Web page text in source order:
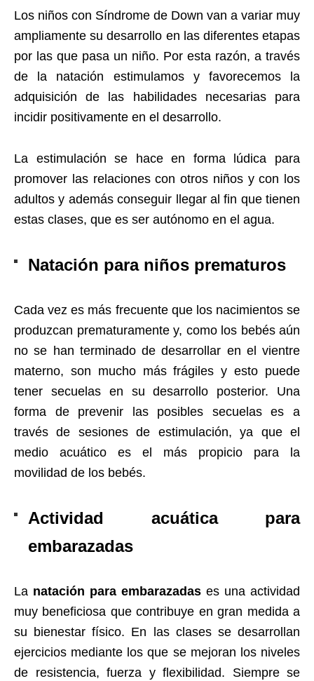
Los niños con Síndrome de Down van a variar muy
ampliamente su desarrollo en las diferentes etapas
por las que pasa un niño. Por esta razón, a través
de la natación estimulamos y favorecemos la
adquisición de las habilidades necesarias para
incidir positivamente en el desarrollo.
La estimulación se hace en forma lúdica para
promover las relaciones con otros niños y con los
adultos y además conseguir llegar al fin que tienen
estas clases, que es ser autónomo en el agua.
Natación para niños prematuros
Cada vez es más frecuente que los nacimientos se
produzcan prematuramente y, como los bebés aún
no se han terminado de desarrollar en el vientre
materno, son mucho más frágiles y esto puede
tener secuelas en su desarrollo posterior. Una
forma de prevenir las posibles secuelas es a
través de sesiones de estimulación, ya que el
medio acuático es el más propicio para la
movilidad de los bebés.
Actividad acuática para
embarazadas
La natación para embarazadas es una actividad
muy beneficiosa que contribuye en gran medida a
su bienestar físico. En las clases se desarrollan
ejercicios mediante los que se mejoran los niveles
de resistencia, fuerza y flexibilidad. Siempre se